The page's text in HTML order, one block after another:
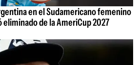
en el Sudamericano femenino
de la AmeriCup 2027